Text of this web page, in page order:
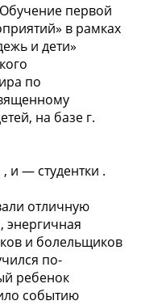
первой
в рамках
и дети»
по
на базе г.
— студентки .
отличную
энергичная
и болельщиков
по-
ребенок
событию